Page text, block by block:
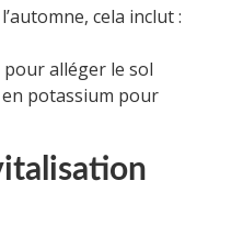
cela inclut :
alléger le sol
potassium pour